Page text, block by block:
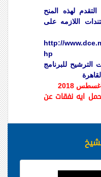
لهذه المنح
اللازمه على
http://
hp
الترشيح للبرنامج
ايه نفقات عن